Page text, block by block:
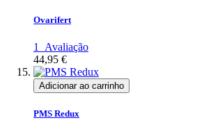
Ovarifert
1 Avaliação
44,95 €
Adicionar ao carrinho
PMS Redux